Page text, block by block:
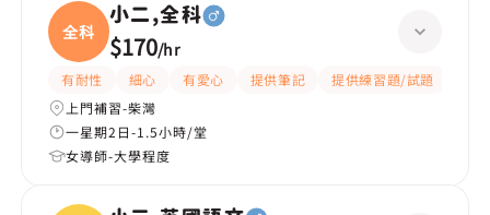
全科
小二,全科
$170/hr
有耐性 細心 有愛心 提供筆記 提供練習題/試題
上門補習-柴灣
一星期2日-1.5小時/堂
女導師-大學程度